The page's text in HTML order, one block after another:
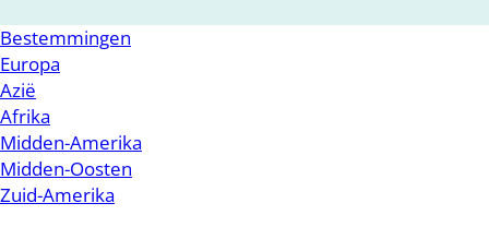
Bestemmingen
Europa
Azië
Afrika
Midden-Amerika
Midden-Oosten
Zuid-Amerika